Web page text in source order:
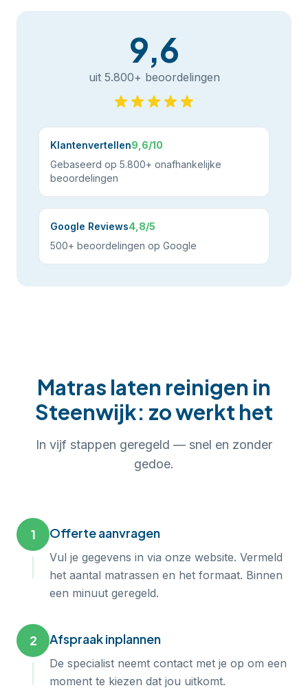
9,6
uit 5.800+ beoordelingen
Klantenvertellen9,6/10
Gebaseerd op 5.800+ onafhankelijke
beoordelingen
Google Reviews4,8/5
500+ beoordelingen op Google
Matras laten reinigen in
Steenwijk: zo werkt het
In vijf stappen geregeld — snel en zonder
gedoe.
1 Offerte aanvragen
Vul je gegevens in via onze website. Vermeld
het aantal matrassen en het formaat. Binnen
een minuut geregeld.
2 Afspraak inplannen
De specialist neemt contact met je op om een
moment te kiezen dat jou uitkomt.